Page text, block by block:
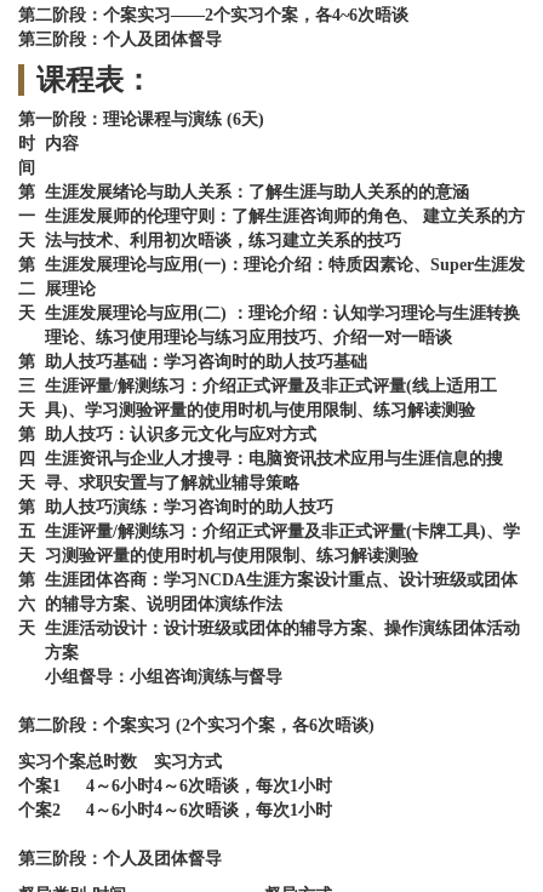
第二阶段：个案实习——2个实习个案，各4~6次晤谈
第三阶段：个人及团体督导
课程表：
第一阶段： 理论课程与演练 (6天)
时
间
内容
第
一
天
生涯发展绪论与助人关系：了解生涯与助人关系的的意涵
生涯发展师的伦理守则：了解生涯咨询师的角色、 建立关系的方
法与技术、利用初次晤谈，练习建立关系的技巧
第
二
天
生涯发展理论与应用(一)：理论介绍：特质因素论、Super生涯发
展理论
生涯发展理论与应用(二) ：理论介绍：认知学习理论与生涯转换
理论、练习使用理论与练习应用技巧、介绍一对一晤谈
第
三
天
助人技巧基础：学习咨询时的助人技巧基础
生涯评量/解测练习：介绍正式评量及非正式评量(线上适用工
具)、学习测验评量的使用时机与使用限制、练习解读测验
第
四
天
助人技巧：认识多元文化与应对方式
生涯资讯与企业人才搜寻：电脑资讯技术应用与生涯信息的搜
寻、求职安置与了解就业辅导策略
第
五
天
助人技巧演练：学习咨询时的助人技巧
生涯评量/解测练习：介绍正式评量及非正式评量(卡牌工具)、学
习测验评量的使用时机与使用限制、练习解读测验
第
六
天
生涯团体咨商：学习NCDA生涯方案设计重点、设计班级或团体
的辅导方案、说明团体演练作法
生涯活动设计：设计班级或团体的辅导方案、操作演练团体活动
方案
小组督导：小组咨询演练与督导
第二阶段：个案实习 (2个实习个案，各6次晤谈)
实习个案总时数
实习方式
个案1
4～6小时4～6次晤谈，每次1小时
个案2
4～6小时4～6次晤谈，每次1小时
第三阶段：个人及团体督导